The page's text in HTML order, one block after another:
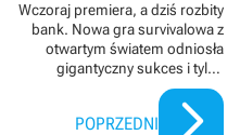
Wczoraj premiera, a dziś rozbity
bank. Nowa gra survivalowa z
otwartym światem odniosła
gigantyczny sukces i tylko
wydawca Subnautica 2 może
kręcić nosem
POPRZEDNI